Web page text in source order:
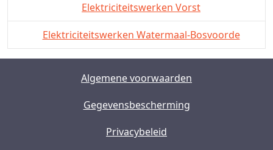
Elektriciteitswerken Vorst
Elektriciteitswerken Watermaal-Bosvoorde
Algemene voorwaarden
Gegevensbescherming
Privacybeleid